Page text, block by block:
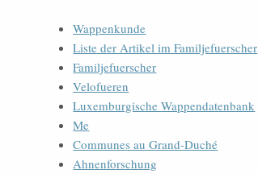
Wappenkunde
Liste der Artikel im Familjefuerscher
Familjefuerscher
Velofueren
Luxemburgische Wappendatenbank
Me
Communes au Grand-Duché
Ahnenforschung